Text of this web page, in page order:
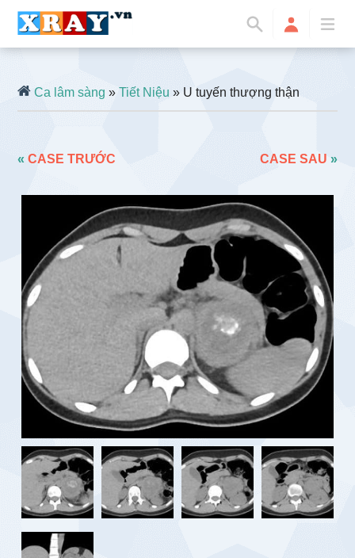
Ca lâm sàng »Tiết Niệu » U tuyến thượng thận
«CASE TRƯỚC CASE SAU »